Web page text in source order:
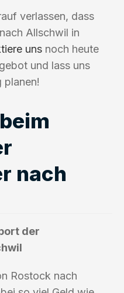
verlassen, dass
Allschwil in
uns noch heute
und lass uns
planen!
nach
der
Rostock nach